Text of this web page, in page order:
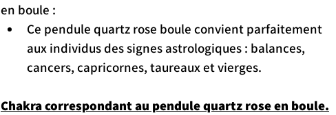
en boule :
Ce pendule quartz rose boule convient parfaitement
aux individus des signes astrologiques : balances,
cancers, capricornes, taureaux et vierges.
Chakra correspondant au pendule quartz rose en boule.